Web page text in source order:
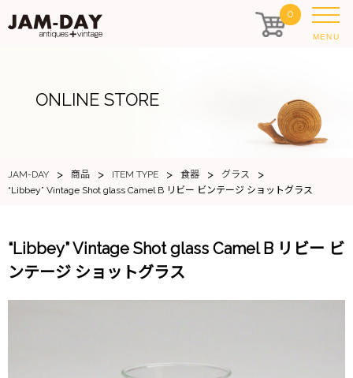
0
MENU
ONLINE STORE
JAM-DAY > 商品 > ITEM TYPE > 食器 > グラス >
“Libbey” Vintage Shot glass Camel B リビー ビンテージ ショットグラス
“Libbey” Vintage Shot glass Camel B リビー ビ
ンテージ ショットグラス